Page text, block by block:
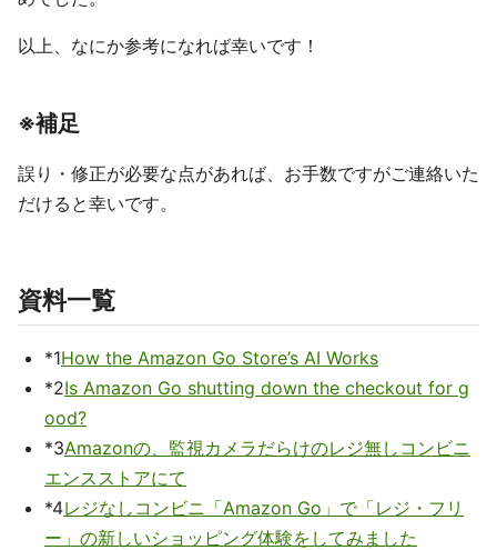
以上、なにか参考になれば幸いです！
※補足
誤り・修正が必要な点があれば、お手数ですがご連絡いた
だけると幸いです。
資料一覧
*1How the Amazon Go Store’s AI Works
*2Is Amazon Go shutting down the checkout for g
ood?
*3Amazonの、監視カメラだらけのレジ無しコンビニ
エンスストアにて
*4レジなしコンビニ「Amazon Go」で「レジ・フリ
ー」の新しいショッピング体験をしてみました